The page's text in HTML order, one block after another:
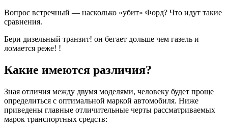
Вопрос встречный — насколько «убит» Форд? Что идут такие
сравнения.
Бери дизельный транзит! он бегает дольше чем газель и
ломается реже! !
Какие имеются различия?
Зная отличия между двумя моделями, человеку будет проще
определиться с оптимальной маркой автомобиля. Ниже
приведены главные отличительные черты рассматриваемых
марок транспортных средств: